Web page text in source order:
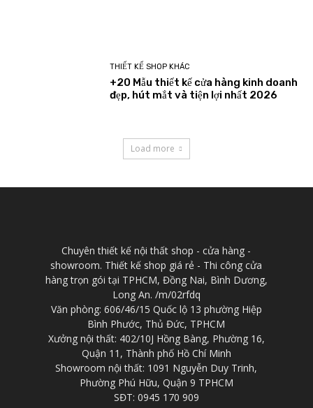
THIẾT KẾ SHOP KHÁC
+20 Mẫu thiết kế cửa hàng kinh doanh
đẹp, hút mắt và tiện lợi nhất 2026
Load more
Chuyên thiết kế nội thất shop - cửa hàng -
showroom. Thiết kế shop giá rẻ - Thi công cửa
hàng trọn gói tại TPHCM, Đồng Nai, Bình Dương,
Long An. /m/02rfdq
Văn phòng: 606/46/15 Quốc lộ 13 phường Hiệp
Bình Phước, Thủ Đức, TPHCM
Xưởng nội thất: 402/10J Hồng Bàng, Phường 16,
Quận 11, Thành phố Hồ Chí Minh
Showroom nội thất: 1091 Nguyễn Duy Trinh,
Phường Phú Hữu, Quận 9 TPHCM
SĐT: 0945 170 909